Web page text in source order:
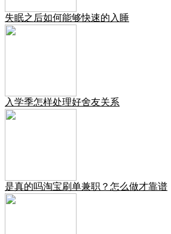
失眠之后如何能够快速的入睡
入学季怎样处理好舍友关系
是真的吗淘宝刷单兼职？怎么做才靠谱